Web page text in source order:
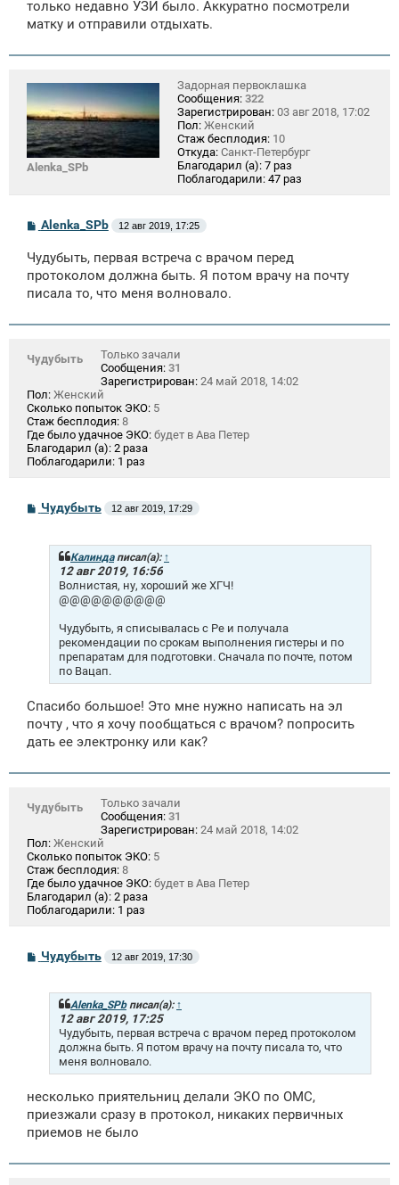
только недавно УЗИ было. Аккуратно посмотрели
матку и отправили отдыхать.
Alenka_SPb
Задорная первоклашка
Сообщения: 322
Зарегистрирован: 03 авг 2018, 17:02
Пол: Женский
Стаж бесплодия: 10
Откуда: Санкт-Петербург
Благодарил (а): 7 раз
Поблагодарили: 47 раз
С
б
щ
е
н
е
Alenka_SPb 12 авг 2019, 17:25
Чудубыть, первая встреча с врачом перед
протоколом должна быть. Я потом врачу на почту
писала то, что меня волновало.
Чудубыть
Только зачали
Сообщения: 31
Зарегистрирован: 24 май 2018, 14:02
Пол: Женский
Сколько попыток ЭКО: 5
Стаж бесплодия: 8
Где было удачное ЭКО: будет в Ава Петер
Благодарил (а): 2 раза
Поблагодарили: 1 раз
СЧудубыть 12 авг 2019, 17:29
Калиндаписал(а): ↑
12 авг 2019, 16:56
Волнистая, ну, хороший же ХГЧ!
@@@@@@@@@@
Чудубыть, я списывалась с Ре и получала
рекомендации по срокам выполнения гистеры и по
препаратам для подготовки. Сначала по почте, потом
по Вацап.
Спасибо большое! Это мне нужно написать на эл
почту , что я хочу пообщаться с врачом? попросить
дать ее электронку или как?
Чудубыть
Только зачали
Сообщения: 31
Зарегистрирован: 24 май 2018, 14:02
Пол: Женский
Сколько попыток ЭКО: 5
Стаж бесплодия: 8
Где было удачное ЭКО: будет в Ава Петер
Благодарил (а): 2 раза
Поблагодарили: 1 раз
С
о
Чудубыть 12 авг 2019, 17:30
Alenka_SPbписал(а): ↑
12 авг 2019, 17:25
Чудубыть, первая встреча с врачом перед протоколом
должна быть. Я потом врачу на почту писала то, что
меня волновало.
несколько приятельниц делали ЭКО по ОМС,
приезжали сразу в протокол, никаких первичных
приемов не было